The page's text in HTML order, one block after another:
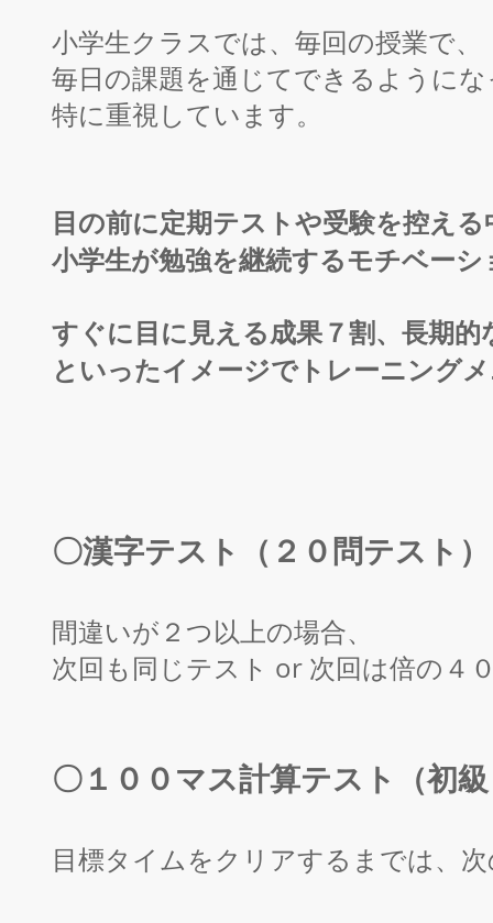
小学生クラスでは、毎回の授業で、
毎日の課題を通じてできるように
特に重視しています。
目の前に定期テストや受験を控え
小学生が勉強を継続するモチベー
すぐに目に見える成果７割、長期
といったイメージでトレーニング
〇漢字テスト（２０問テスト）
間違いが２つ以上の場合、
次回も同じテスト or 次回は倍の４
〇１００マス計算テスト（初
目標タイムをクリアするまでは、